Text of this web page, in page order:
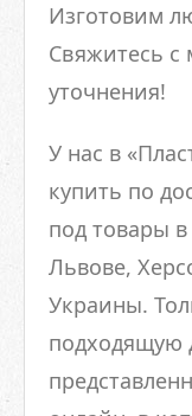
Изготовим
Свяжитесь с
уточнения!
У нас в
купить по
под товары
Львове,
Украины.
подходящую